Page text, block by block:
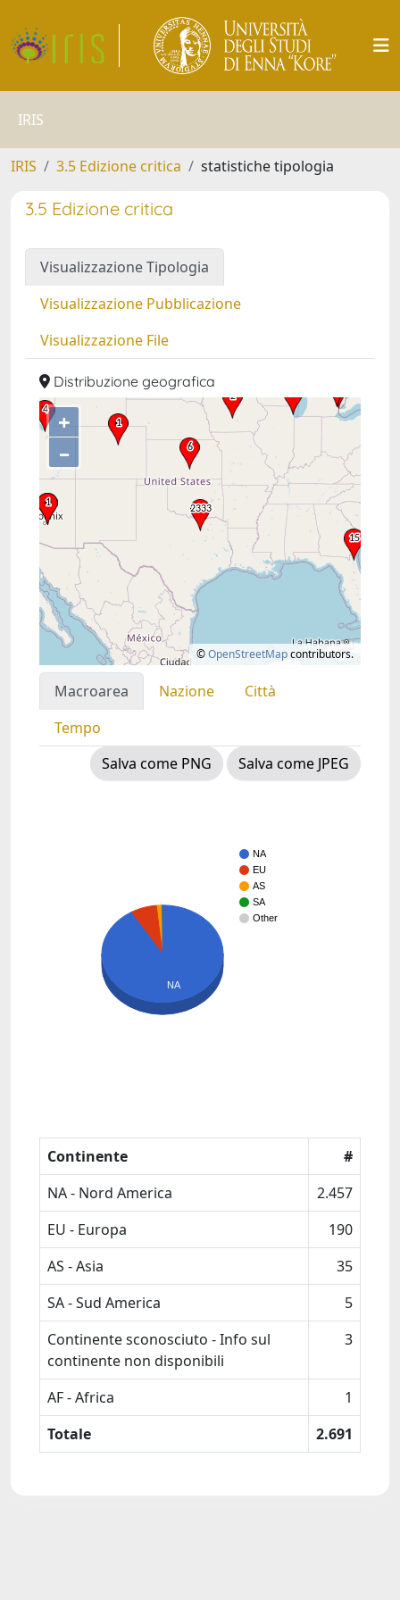
IRIS
IRIS 3.5 Edizione critica statistiche tipologia
3.5 Edizione critica
Visualizzazione Tipologia
Visualizzazione Pubblicazione
Visualizzazione File
Distribuzione geografica
+
–
©OpenStreetMapcontributors.
Macroarea Nazione
Città
Tempo
Salva come PNG
Salva come JPEG
NA
EU
AS
SA
Other
NA
Continente
#
NA - Nord America
2.457
EU - Europa
190
AS - Asia
35
SA - Sud America
5
Continente sconosciuto - Info sul
continente non disponibili
3
AF - Africa
1
Totale
2.691